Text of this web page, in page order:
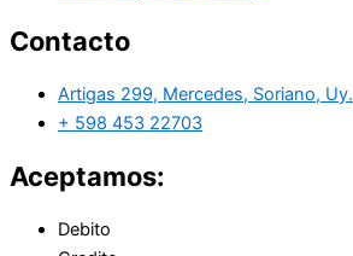
Contacto
Artigas 299, Mercedes, Soriano, Uy.
+ 598 453 22703
Aceptamos:
Debito